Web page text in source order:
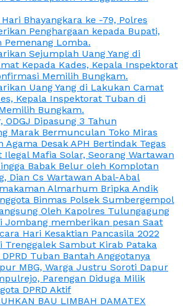
Bhayangkara ke -79, Polres
Penghargaan kepada Bupati,
Pemenang Lomba.
Sejumplah Uang Yang di
Kepada Kades, Kepala Inspektorat
Memilih Bungkam.
Uang Yang di Lakukan Camat
Kepala Inspektorat Tuban di
Bungkam.
ODGJ Dipasung 3 Tahun
Marak Bermunculan Toko Miras
Agama Desak APH Bertindak Tegas
Ilegal Mafia Solar, Seorang Wartawan
Babak Belur oleh Komplotan
Dian Cs Wartawan Abal-Abal
Almarhum Bripka Andik
Binmas Polsek Sumbergempol
Oleh Kapolres Tulungagung
Jombang memberikan pesan Saat
Hari Kesaktian Pancasila 2022
Trenggalek Sambut Kirab Pataka
Tuban Bantah Anggotanya
MBG, Warga Justru Soroti Dapur
Parengan Diduga Milik
DPRD Aktif
BAU LIMBAH DAMATEX